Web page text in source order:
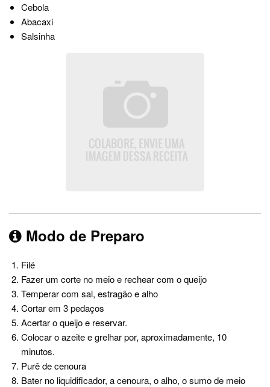
Cebola
Abacaxi
Salsinha
Modo de Preparo
Filé
Fazer um corte no meio e rechear com o queijo
Temperar com sal, estragão e alho
Cortar em 3 pedaços
Acertar o queijo e reservar.
Colocar o azeite e grelhar por, aproximadamente, 10
minutos.
Purê de cenoura
Bater no liquidificador, a cenoura, o alho, o sumo de meio